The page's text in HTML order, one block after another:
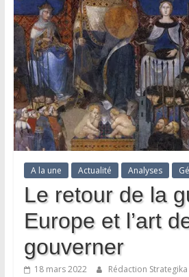
A la une Actualité Analyses
Le retour de la
Europe et l’art
gouverner
18 mars 2022 Rédaction Strategika